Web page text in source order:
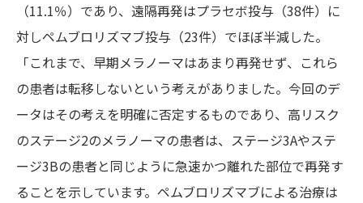
（11.1％）であり、遠隔再発はプラセボ投与（38件）に
対しペムブロリズマブ投与（23件）でほぼ半減した。
「これまで、早期メラノーマはあまり再発せず、これら
の患者は転移しないという考えがありました。今回のデ
ータはその考えを明確に否定するものであり、高リスク
のステージ2のメラノーマの患者は、ステージ3Aやステ
ージ3Bの患者と同じように急速かつ離れた部位で再発す
ることを示しています。ペムブロリズマブによる治療は